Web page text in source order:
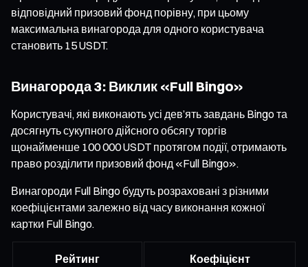
відповідний призовий фонд порівну, при цьому
максимальна винагорода для одного користувача
становить 15 USDT.
Винагорода 3: Виклик «Full Bingo»
Користувачі, які виконають усі дев’ять завдань Bingo та
досягнуть сукупного дійсного обсягу торгів
щонайменше 100 000 USDT протягом події, отримають
право розділити призовий фонд «Full Bingo».
Винагороди Full Bingo будуть розраховані з різними
коефіцієнтами залежно від часу виконання кожної
картки Full Bingo.
Рейтинг
Коефіцієнт